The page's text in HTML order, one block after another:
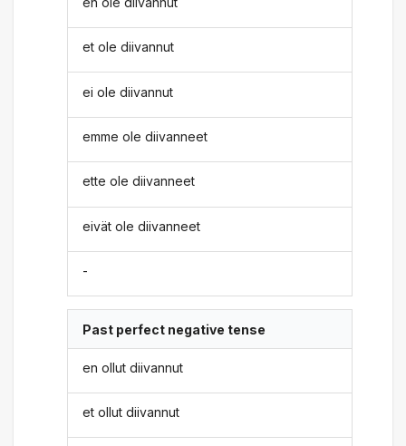
et ole diivannut
ei ole diivannut
emme ole diivanneet
ette ole diivanneet
eivät ole diivanneet
-
Past perfect negative tense
en ollut diivannut
et ollut diivannut